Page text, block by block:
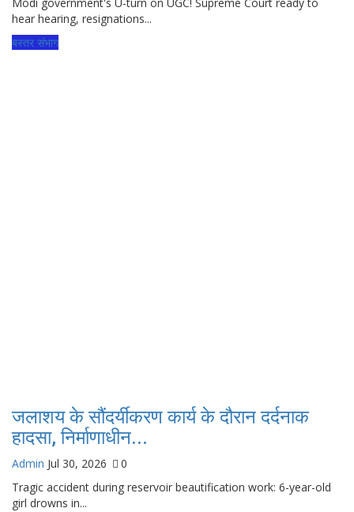
hear hearing, resignations...
बस्तर संभाग
जलाशय के सौंदर्यीकरण कार्य के दौरान दर्दनाक
हादसा, निर्माणाधीन...
Admin Jul 30, 2026
0
Tragic accident during reservoir beautification work: 6-year-old
girl drowns in...